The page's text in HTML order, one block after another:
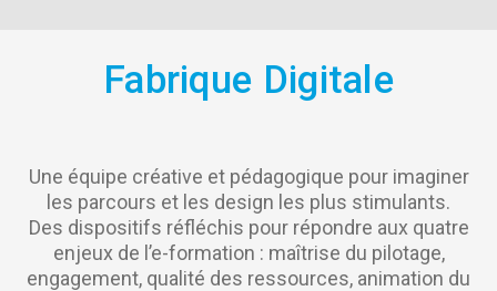
Fabrique Digitale
Une équipe créative et pédagogique pour imaginer
les parcours et les design les plus stimulants.
Des dispositifs réfléchis pour répondre aux quatre
enjeux de l’e-formation : maîtrise du pilotage,
engagement, qualité des ressources, animation du